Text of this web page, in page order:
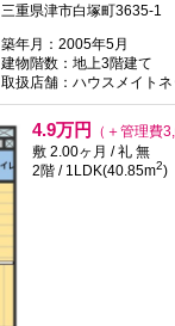
三重県津市白塚町3635-1
築年月：2005年5月
建物階数：地上3階建て
取扱店舗：ハウスメイト
4.9万円
（＋管理費
敷 2.00ヶ月 / 礼 無
2階 / 1LDK(40.85m2)